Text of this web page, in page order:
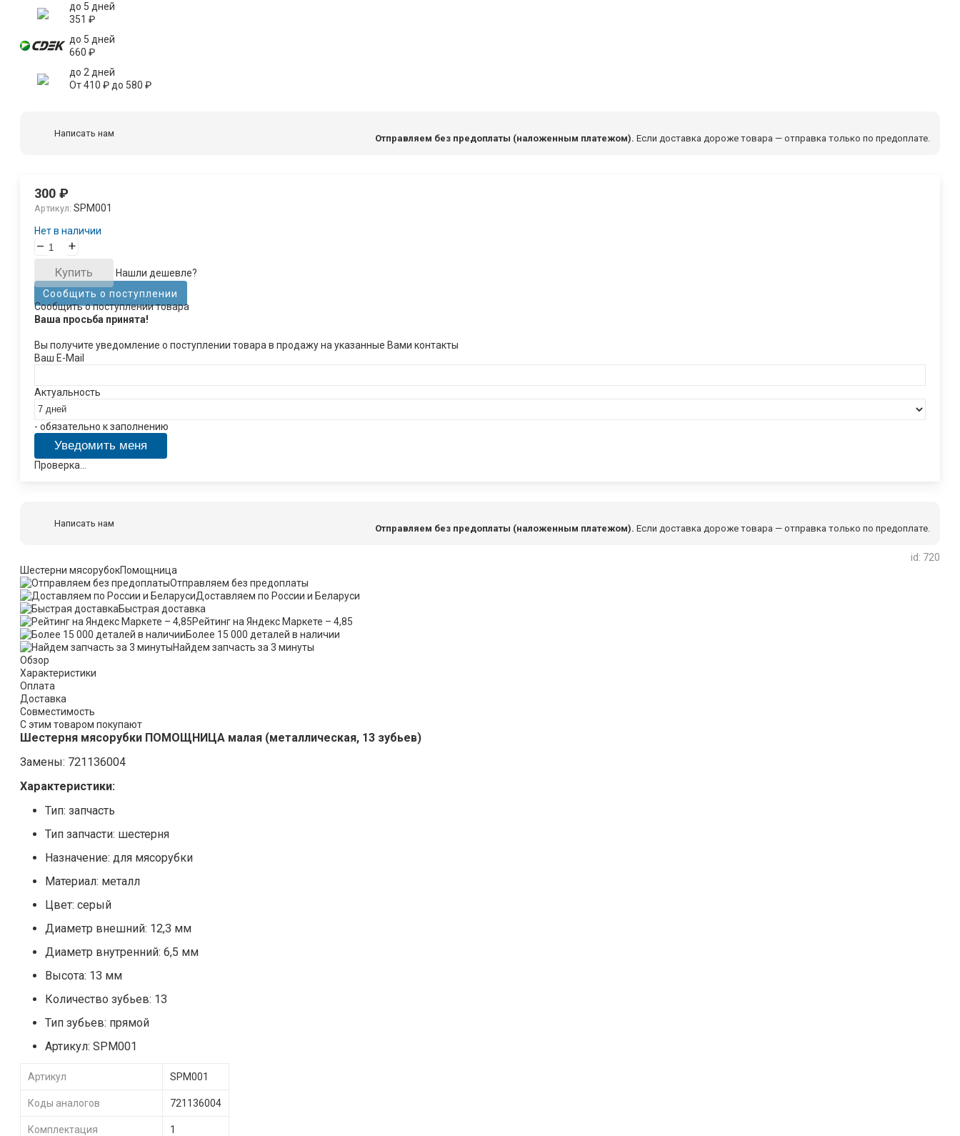
до 5 дней
351 ₽
до 5 дней
660 ₽
до 2 дней
От410 ₽до 580 ₽
Написать нам Отправляем без предоплаты (наложенным платежом). Если доставка дороже товара — отправка только по предоплате.
300 ₽
Артикул: SPM001
Нет в наличии
– +
Купить
Нашли дешевле?
Сообщить о поступлении
Сообщить о поступлении товара
Ваша просьба принята!
Вы получите уведомление о поступлении товара в продажу на указанные Вами контакты
Ваш E-Mail
Актуальность
- обязательно к заполнению
Проверка...
Написать нам Отправляем без предоплаты (наложенным платежом). Если доставка дороже товара — отправка только по предоплате.
id: 720
Шестерни мясорубокПомощница
Отправляем без предоплаты
Доставляем по России и Беларуси
Быстрая доставка
Рейтинг на Яндекс Маркете – 4,85
Более 15 000 деталей в наличии
Найдем запчасть за 3 минуты
Обзор
Характеристики
Оплата
Доставка
Совместимость
C этим товаром покупают
Шестерня мясорубки ПОМОЩНИЦА малая (металлическая, 13 зубьев)
Замены: 721136004
Характеристики:
Тип: запчасть
Тип запчасти: шестерня
Назначение: для мясорубки
Материал: металл
Цвет: серый
Диаметр внешний: 12,3 мм
Диаметр внутренний: 6,5 мм
Высота: 13 мм
Количество зубьев: 13
Тип зубьев: прямой
Артикул: SPM001
Артикул SPM001
Коды аналогов 721136004
Комплектация 1